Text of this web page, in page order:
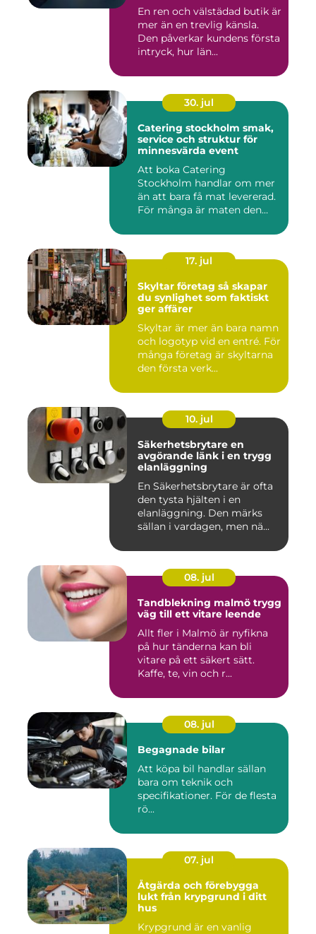
En ren och välstädad butik är
mer än en trevlig känsla.
Den påverkar kundens första
intryck, hur län...
30. jul
Catering stockholm smak,
service och struktur för
minnesvärda event
Att boka Catering
Stockholm handlar om mer
än att bara få mat levererad.
För många är maten den
17. jul
Skyltar företag så skapar
du synlighet som faktiskt
ger affärer
Skyltar är mer än bara namn
och logotyp vid en entré. För
många företag är skyltarna
den första verk...
10. jul
Säkerhetsbrytare en
avgörande länk i en trygg
elanläggning
En Säkerhetsbrytare är ofta
den tysta hjälten i en
elanläggning. Den märks
sällan i vardagen, men nä...
08. jul
Tandblekning malmö trygg
väg till ett vitare leende
Allt fler i Malmö är nyfikna
på hur tänderna kan bli
vitare på ett säkert sätt.
Kaffe, te, vin och r...
08. jul
Begagnade bilar
Att köpa bil handlar sällan
bara om teknik och
specifikationer. För de flesta
rö...
07. jul
Åtgärda och förebygga
lukt från krypgrund i ditt
hus
Krypgrund är en vanlig